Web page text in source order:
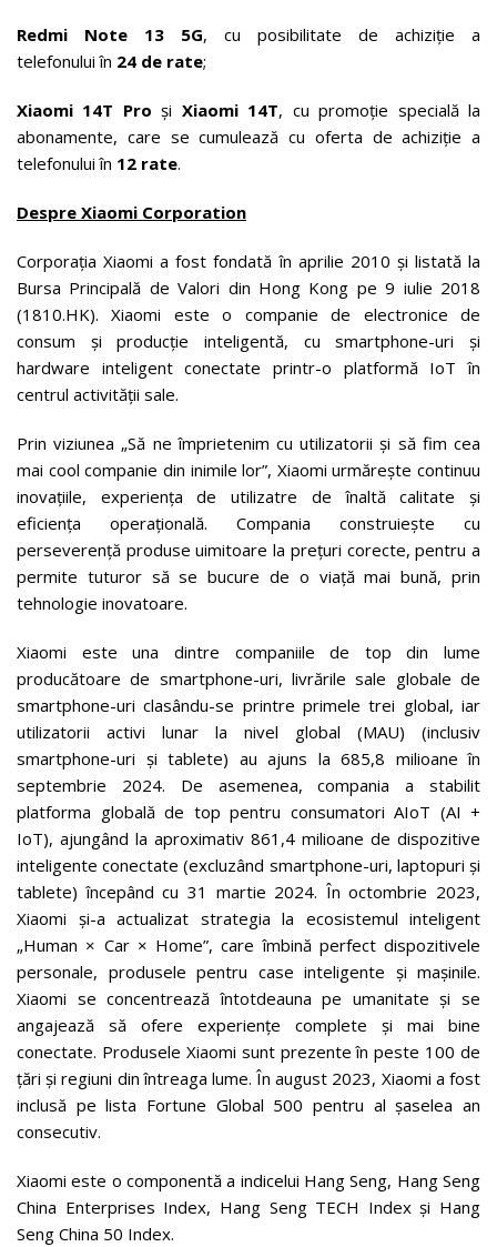
Redmi Note 13 5G, cu posibilitate de achiziție a
telefonului în 24 de rate;
Xiaomi 14T Proși Xiaomi 14T, cu promoție specială la
abonamente, care se cumulează cu oferta de achiziție a
telefonului în 12 rate.
Despre Xiaomi Corporation
Corporația Xiaomi a fost fondată în aprilie 2010 și listată la
Bursa Principală de Valori din Hong Kong pe 9 iulie 2018
(1810.HK). Xiaomi este o companie de electronice de
consum și producție inteligentă, cu smartphone-uri și
hardware inteligent conectate printr-o platformă IoT în
centrul activității sale.
Prin viziunea „Să ne împrietenim cu utilizatorii și să fim cea
mai cool companie din inimile lor”, Xiaomi urmărește continuu
inovațiile, experiența de utilizatre de înaltă calitate și
eficiența operațională. Compania construiește cu
perseverență produse uimitoare la prețuri corecte, pentru a
permite tuturor să se bucure de o viață mai bună, prin
tehnologie inovatoare.
Xiaomi este una dintre companiile de top din lume
producătoare de smartphone-uri, livrările sale globale de
smartphone-uri clasându-se printre primele trei global, iar
utilizatorii activi lunar la nivel global (MAU) (inclusiv
smartphone-uri și tablete) au ajuns la 685,8 milioane în
septembrie 2024. De asemenea, compania a stabilit
platforma globală de top pentru consumatori AIoT (AI +
IoT), ajungând la aproximativ 861,4 milioane de dispozitive
inteligente conectate (excluzând smartphone-uri, laptopuri și
tablete) începând cu 31 martie 2024. În octombrie 2023,
Xiaomi și-a actualizat strategia la ecosistemul inteligent
„Human × Car × Home”, care îmbină perfect dispozitivele
personale, produsele pentru case inteligente și mașinile.
Xiaomi se concentrează întotdeauna pe umanitate și se
angajează să ofere experiențe complete și mai bine
conectate. Produsele Xiaomi sunt prezente în peste 100 de
țări și regiuni din întreaga lume. În august 2023, Xiaomi a fost
inclusă pe lista Fortune Global 500 pentru al șaselea an
consecutiv.
Xiaomi este o componentă a indicelui Hang Seng, Hang Seng
China Enterprises Index, Hang Seng TECH Index și Hang
Seng China 50 Index.